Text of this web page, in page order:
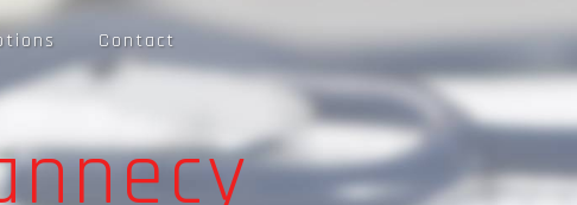
Contact